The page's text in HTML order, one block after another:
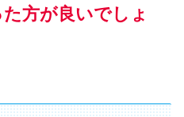
方が良いでしょ